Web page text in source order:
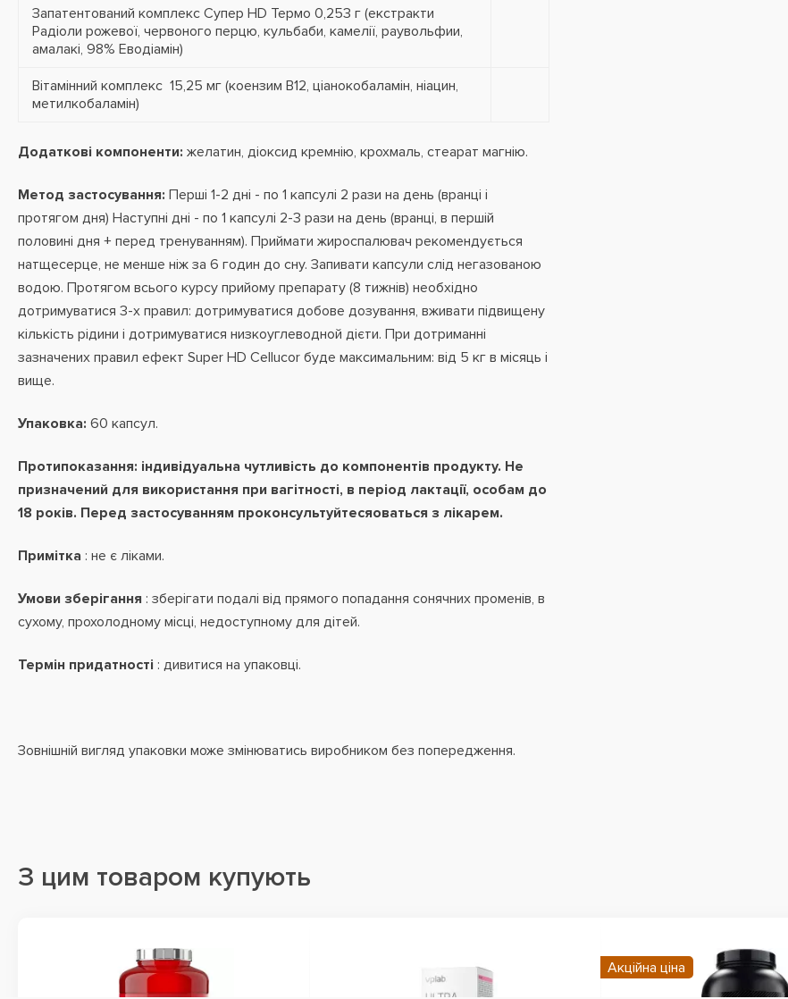
Запатентований комплекс Супер HD Термо 0,253 г (екстракти
Радіоли рожевої, червоного перцю, кульбаби, камелії, раувольфии,
амалакі, 98% Еводіамін)
Вітамінний комплекс 15,25 мг (коензим В12, ціанокобаламін, ніацин,
метилкобаламін)
Додаткові компоненти: желатин, діоксид кремнію, крохмаль, стеарат магнію.
Метод застосування: Перші 1-2 дні - по 1 капсулі 2 рази на день (вранці і
протягом дня) Наступні дні - по 1 капсулі 2-3 рази на день (вранці, в першій
половині дня + перед тренуванням). Приймати жироспалювач рекомендується
натщесерце, не менше ніж за 6 годин до сну. Запивати капсули слід негазованою
водою. Протягом всього курсу прийому препарату (8 тижнів) необхідно
дотримуватися 3-х правил: дотримуватися добове дозування, вживати підвищену
кількість рідини і дотримуватися низкоуглеводной дієти. При дотриманні
зазначених правил ефект Super HD Cellucor буде максимальним: від 5 кг в місяць і
вище.
Упаковка: 60 капсул.
Протипоказання: індивідуальна чутливість до компонентів продукту. Не
призначений для використання при вагітності, в період лактації, особам до
18 років. Перед застосуванням проконсультуйтесяоваться з лікарем.
Примітка : не є ліками.
Умови зберігання : зберігати подалі від прямого попадання сонячних променів, в
сухому, прохолодному місці, недоступному для дітей.
Термін придатності : дивитися на упаковці.
Зовнішній вигляд упаковки може змінюватись виробником без попередження.
З цим товаром купують
Акційна ціна